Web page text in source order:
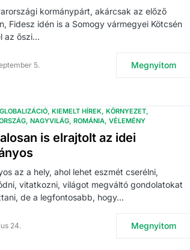
kormánypárt, akárcsak az előző
Fidesz idén is a Somogy vármegyei Kötcsén
az őszi…
5. Megnyitom
GLOBALIZÁCIÓ KIEMELT HÍREK KÖRNYEZET
NAGYVILÁG ROMÁNIA VÉLEMÉNY
is elrajtolt az idei
az a hely, ahol lehet eszmét cserélni,
vitatkozni, világot megváltó gondolatokat
de a legfontosabb, hogy…
24. Megnyitom